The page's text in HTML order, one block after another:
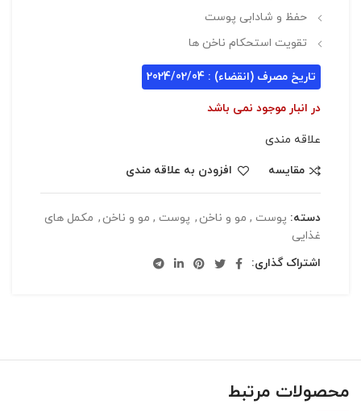
حفظ و شادابی پوست
تقویت استحکام ناخن ها
تاریخ مصرف (انقضاء) : 2024/02/04
در انبار موجود نمی باشد
علاقه مندی
مقایسه
افزودن به علاقه مندی
دسته: پوست , مو و ناخن , پوست , مو و ناخن , مکمل های
غذایی
اشتراک گذاری:
محصولات مرتبط